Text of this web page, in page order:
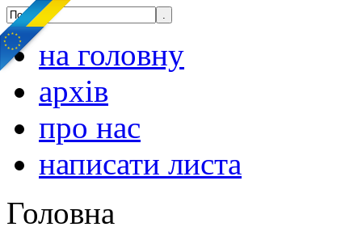
на головну
архів
про нас
написати листа
Головна